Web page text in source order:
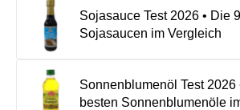
Sojasauce Test 2026 • Die
Sojasaucen im Vergleich
Sonnenblumenöl Test 2026
besten Sonnenblumenöle